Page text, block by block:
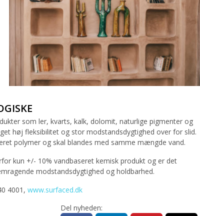
som ler, kvarts, kalk, dolomit, naturlige pigmenter og
høj fleksibilitet og stor modstandsdygtighed over for slid.
polymer og skal blandes med samme mængde vand.
kun +/- 10% vandbaseret kemisk produkt og er det
modstandsdygtighed og holdbarhed.
4001, www.surfaced.dk
Del nyheden: